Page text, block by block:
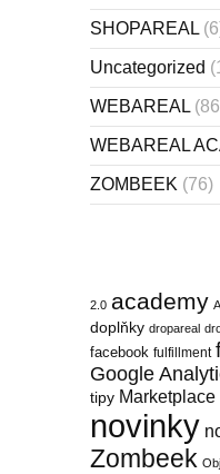
SHOPAREAL
Uncategorized
WEBAREAL
WEBAREAL
ZOMBEEK (76)
2.0 academy
doplňky dropareal
facebook fulfillment
Google
tipy Marketplace
novinky
Zombeek